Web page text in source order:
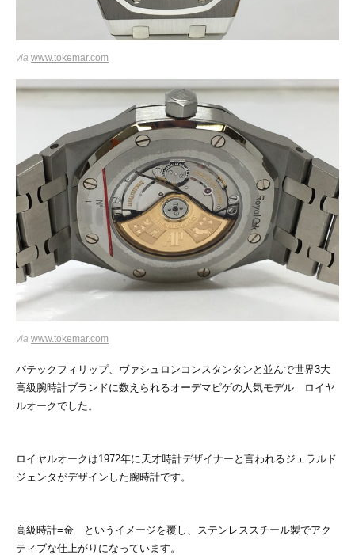
via www.tokemar.com
via www.tokemar.com
パテックフィリップ、ヴァシュロンコンスタンタンと並んで世界3大
高級腕時計ブランドに数えられるオーデマピゲの人気モデル ロイヤ
ルオークでした。
ロイヤルオークは1972年に天才時計デザイナーと言われるジェラルド
ジェンタがデザインした腕時計です。
高級時計=金 というイメージを覆し、ステンレススチール製でアク
ティブな仕上がりになっています。